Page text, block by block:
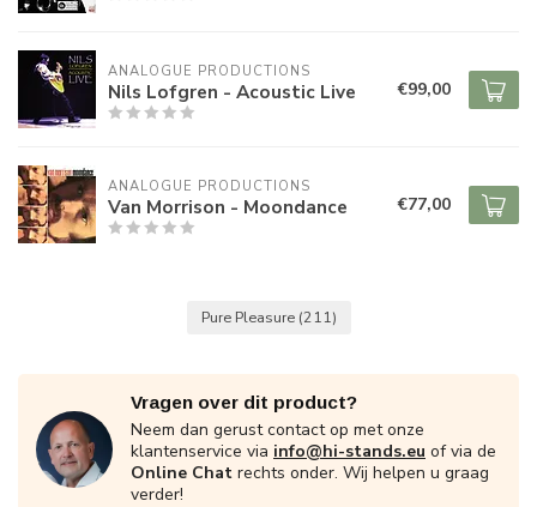
ANALOGUE PRODUCTIONS
Nils Lofgren - Acoustic Live €99,00
ANALOGUE PRODUCTIONS
Van Morrison - Moondance €77,00
Pure Pleasure (211)
Vragen over dit product?
Neem dan gerust contact op met onze
klantenservice via info@hi-stands.eu of via de
Online Chat rechts onder. Wij helpen u graag
verder!